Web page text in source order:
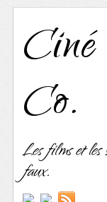
Co.
Les films et
faux.